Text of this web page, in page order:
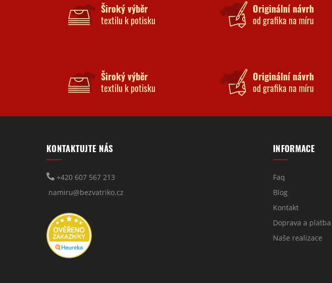
Široký výběr
textilu k potisku
Originální návrh
od grafika na míru
Široký výběr
textilu k potisku
Originální návrh
od grafika na míru
KONTAKTUJTE NÁS
+420 607 567 213
namiru@bezvatriko.cz
INFORMACE
Faq
Blog
Kontakt
Doprava a platba
Naše realizace